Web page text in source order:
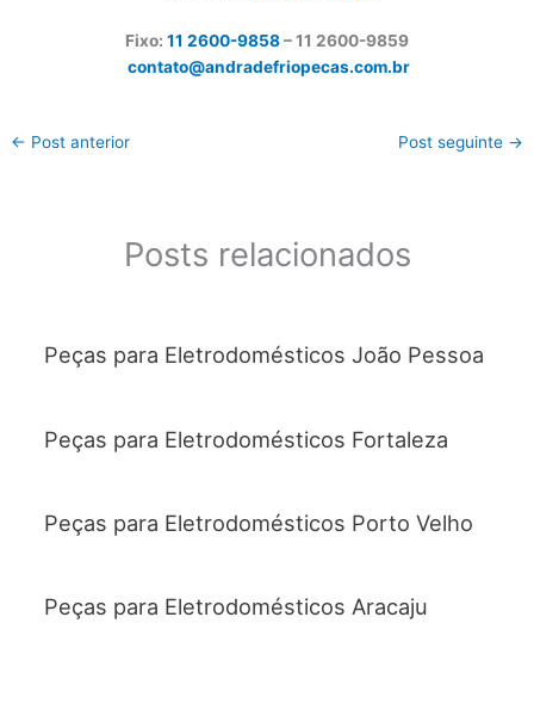
Fixo: 11 2600-9858– 11 2600-9859
contato@andradefriopecas.com.br
← Post anterior Post seguinte →
Posts relacionados
Peças para Eletrodomésticos João Pessoa
Peças para Eletrodomésticos Fortaleza
Peças para Eletrodomésticos Porto Velho
Peças para Eletrodomésticos Aracaju